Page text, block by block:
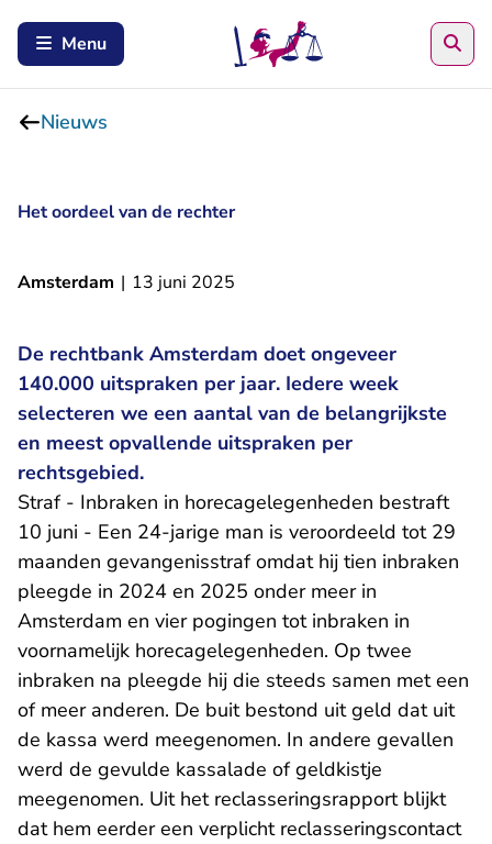
Menu
Nieuws
Het oordeel van de rechter
Amsterdam | 13 juni 2025
De rechtbank Amsterdam doet ongeveer
140.000 uitspraken per jaar. Iedere week
selecteren we een aantal van de belangrijkste
en meest opvallende uitspraken per
rechtsgebied.
Straf - Inbraken in horecagelegenheden bestraft
10 juni - Een 24-jarige man is veroordeeld tot 29
maanden gevangenisstraf omdat hij tien inbraken
pleegde in 2024 en 2025 onder meer in
Amsterdam en vier pogingen tot inbraken in
voornamelijk horecagelegenheden. Op twee
inbraken na pleegde hij die steeds samen met een
of meer anderen. De buit bestond uit geld dat uit
de kassa werd meegenomen. In andere gevallen
werd de gevulde kassalade of geldkistje
meegenomen. Uit het reclasseringsrapport blijkt
dat hem eerder een verplicht reclasseringscontact